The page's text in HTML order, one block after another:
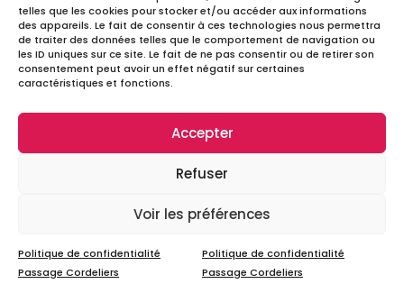
telles que les cookies pour stocker et/ou accéder aux informations
des appareils. Le fait de consentir à ces technologies nous permettra
de traiter des données telles que le comportement de navigation ou
les ID uniques sur ce site. Le fait de ne pas consentir ou de retirer son
consentement peut avoir un effet négatif sur certaines
caractéristiques et fonctions.
Accepter
Refuser
Voir les préférences
Politique de confidentialité
Passage Cordeliers
Politique de confidentialité
Passage Cordeliers
Suivez-nous sur les réseaux sociaux
Infos
Site réalisé avec
par la sociétéMiloctav